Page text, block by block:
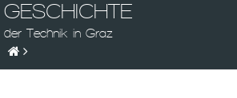
GESCHICHTE
der Technik in Graz